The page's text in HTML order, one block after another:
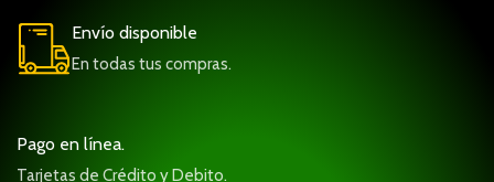
Envío disponible
En todas tus compras.
Pago en línea.
Tarjetas de Crédito y Debito.